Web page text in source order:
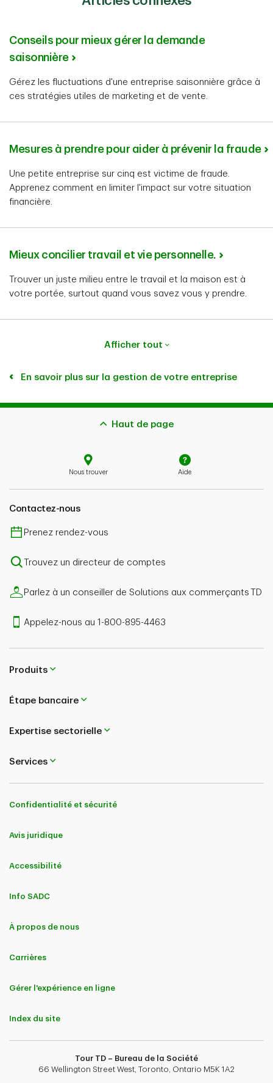
Conseils pour mieux gérer la demande
saisonnière
Gérez les fluctuations d'une entreprise saisonnière grâce à
ces stratégies utiles de marketing et de vente.
Mesures à prendre pour aider à prévenir la fraude
Une petite entreprise sur cinq est victime de fraude.
Apprenez comment en limiter l'impact sur votre situation
financière.
Mieux concilier travail et vie personnelle.
Trouver un juste milieu entre le travail et la maison est à
votre portée, surtout quand vous savez vous y prendre.
Afficher tout
En savoir plus sur la gestion de votre entreprise
Haut de page
Nous trouver Aide
Contactez-nous
Prenez rendez-vous
Trouvez un directeur de comptes
Parlez à un conseiller de Solutions aux commerçants TD
Appelez-nous au 1-800-895-4463
Produits
Étape bancaire
Expertise sectorielle
Services
Confidentialité et sécurité
Avis juridique
Accessibilité
Info SADC
À propos de nous
Carrières
Gérer l'expérience en ligne
Index du site
Tour TD – Bureau de la Société
66 Wellington Street West, Toronto, Ontario M5K 1A2